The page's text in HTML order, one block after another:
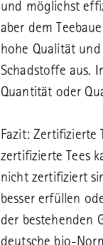
und möglichst
aber dem
hohe Qualität
Schadstoffe aus.
Quantität oder
Fazit: Zertifizierte
zertifizierte Tees
nicht zertifiziert
besser erfüllen
der bestehenden